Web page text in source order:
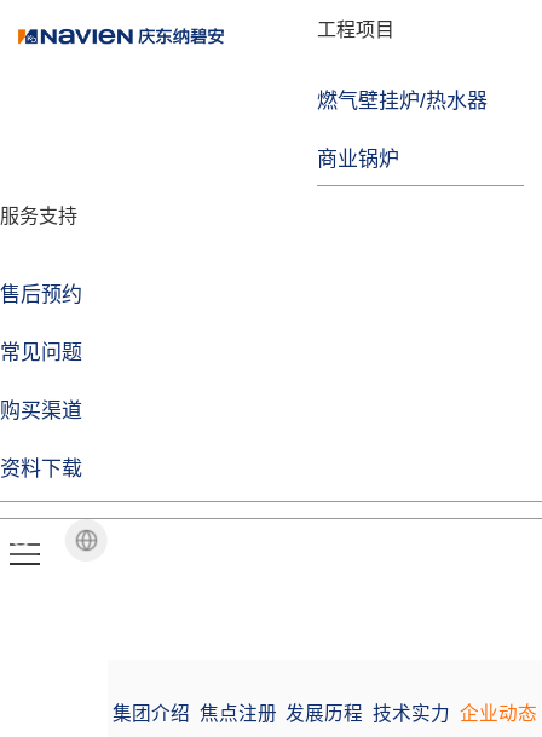
工程项目
燃气壁挂炉/热水器
商业锅炉
服务支持
售后预约
常见问题
购买渠道
资料下载
品牌故事
技术实力
企业动态
焦点注册Life
品牌视角
集团介绍 焦点注册 发展历程 技术实力 企业动态